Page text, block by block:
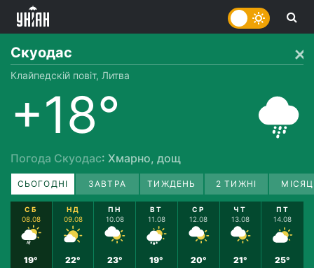
Скуодас
Клайпедскій повіт, Литва
+18°
Погода Скуодас: Хмарно, дощ
СЬОГОДНІ ЗАВТРА ТИЖДЕНЬ 2 ТИЖНІ
СБ
08.08
19°
НД
09.08
22°
ПН
10.08
23°
ВТ
11.08
19°
СР
12.08
20°
ЧТ
13.08
21°
ПТ
14.08
25°